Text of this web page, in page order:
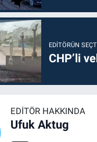
EDITÖRÜN
CHP’li
EDITÖR HAKKINDA
Ufuk Aktug